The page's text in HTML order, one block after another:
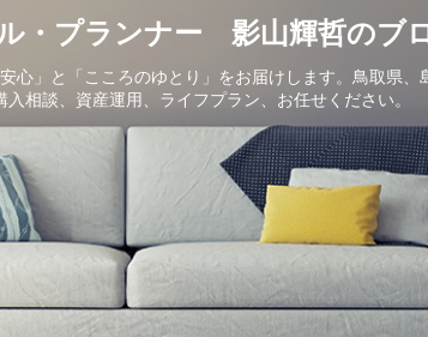
・プランナー 影山輝哲のブ
心」と「こころのゆとり」をお届けします。鳥取県、
相談、資産運用、ライフプラン、お任せください。